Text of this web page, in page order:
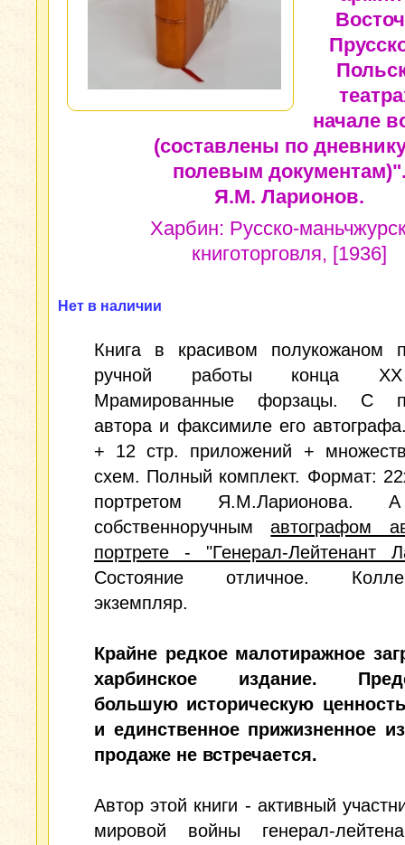
начале
(составлены по
полевым
Я.М. Ларионов.
Харбин: Русско-
книготорговля, [1936]
Нет в наличии
Книга в красивом полукожаном
ручной работы конца
Мрамированные форзацы. С
автора и факсимиле его
+ 12 стр. приложений +
схем. Полный комплект. Формат:
портретом Я.М.Ларионова.
собственноручнымавтографом
портрете - "Генерал-Лейтенант
Состояние отличное.
экземпляр.
Крайне редкое малотиражное
харбинское издание.
большую историческую
и единственное прижизненное
продаже не встречается.
Автор этой книги - активный
мировой войны генерал-